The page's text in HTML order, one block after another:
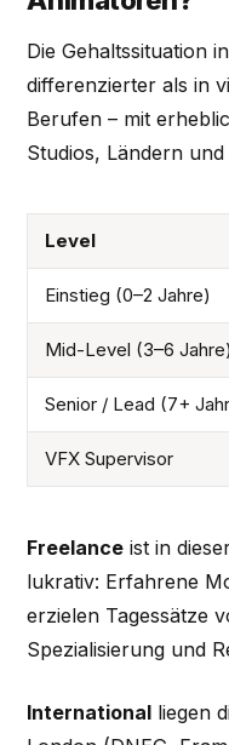
Die Gehaltssituation
differenzierter als in
Berufen – mit
Studios, Ländern
Level
Einstieg (0–2 Jahre)
Mid-Level (3–6 Jahre)
Senior / Lead (7+
VFX Supervisor
Freelance ist in
lukrativ: Erfahrene
erzielen Tagessätze
Spezialisierung und
International liegen